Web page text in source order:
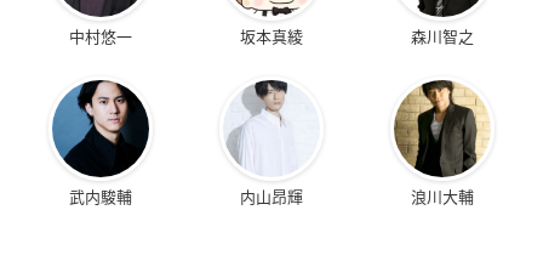
中村悠一 坂本真綾 森川智之
武内駿輔 内山昂輝 浪川大輔